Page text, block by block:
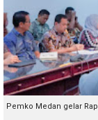
Pemko Medan gelar